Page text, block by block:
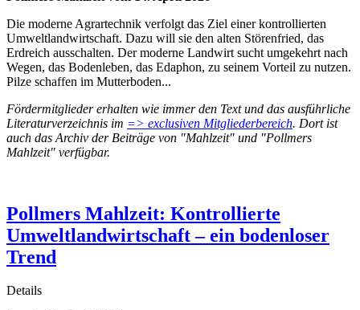
Die moderne Agrartechnik verfolgt das Ziel einer kontrollierten
Umweltlandwirtschaft. Dazu will sie den alten Störenfried, das
Erdreich ausschalten. Der moderne Landwirt sucht umgekehrt nach
Wegen, das Bodenleben, das Edaphon, zu seinem Vorteil zu nutzen.
Pilze schaffen im Mutterboden...
Fördermitglieder erhalten wie immer den Text und das ausführliche
Literaturverzeichnis im => exclusiven Mitgliederbereich. Dort ist
auch das Archiv der Beiträge von "Mahlzeit" und "Pollmers
Mahlzeit" verfügbar.
Pollmers Mahlzeit: Kontrollierte
Umweltlandwirtschaft – ein bodenloser
Trend
Details